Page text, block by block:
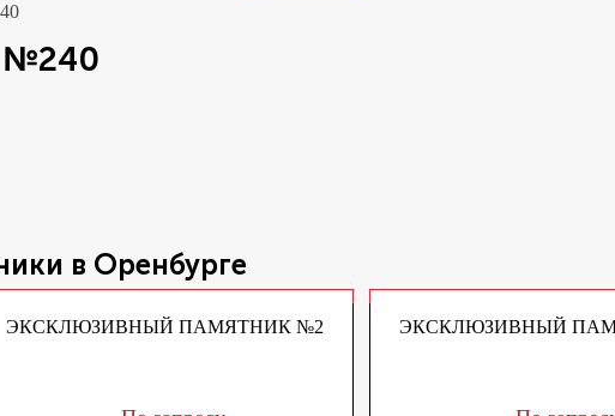
№240
в Оренбурге
ЭКСКЛЮЗИВНЫЙ ПАМЯТНИК №2 ЭКСКЛЮЗИВНЫЙ